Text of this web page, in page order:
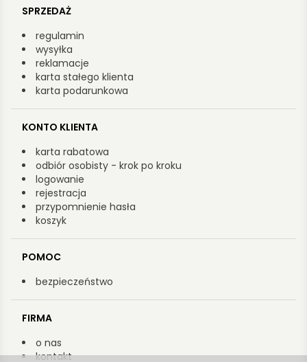
SPRZEDAŻ
regulamin
wysyłka
reklamacje
karta stałego klienta
karta podarunkowa
KONTO KLIENTA
karta rabatowa
odbiór osobisty - krok po kroku
logowanie
rejestracja
przypomnienie hasła
koszyk
POMOC
bezpieczeństwo
FIRMA
o nas
kontakt